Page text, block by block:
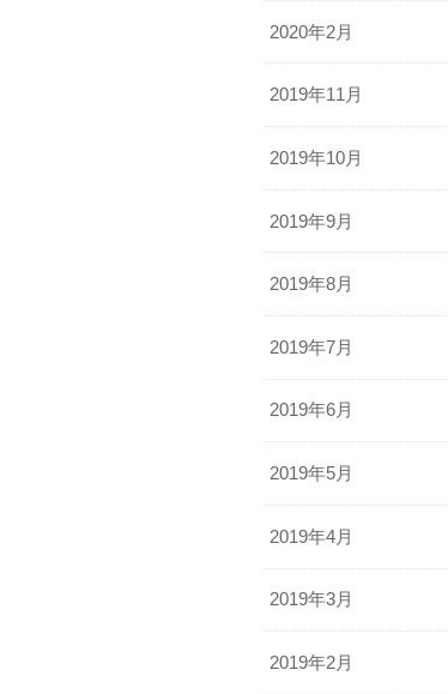
2020年2月
2019年11月
2019年10月
2019年9月
2019年8月
2019年7月
2019年6月
2019年5月
2019年4月
2019年3月
2019年2月